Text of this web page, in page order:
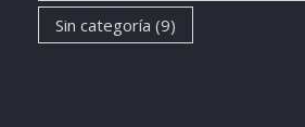
Sin categoría (9)